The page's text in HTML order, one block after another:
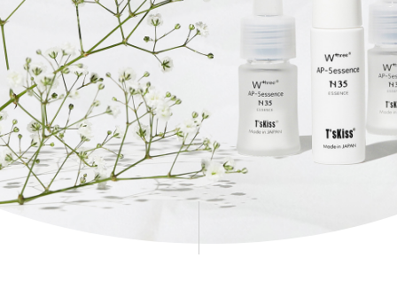
開発インタビュー
商品一覧
取扱ご検討サロン様へ
お取扱サロン
お知らせ・ブログ
会社概要